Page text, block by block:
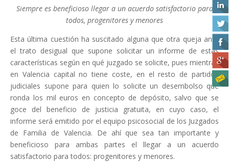
Siempre es beneficioso llegar a un acuerdo satisfactorio para
todos, progenitores y menores
Esta última cuestión ha suscitado alguna que otra queja ante
el trato desigual que supone solicitar un informe de estas
características según en qué juzgado se solicite, pues mientras
en Valencia capital no tiene coste, en el resto de partidos
judiciales supone para quien lo solicite un desembolso que
ronda los mil euros en concepto de depósito, salvo que se
goce del beneficio de justicia gratuita, en cuyo caso, el
informe será emitido por el equipo psicosocial de los Juzgados
de Familia de Valencia. De ahí que sea tan importante y
beneficioso para ambas partes el llegar a un acuerdo
satisfactorio para todos: progenitores y menores.